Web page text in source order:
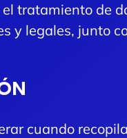
tratamiento de
y legales, junto
cuando